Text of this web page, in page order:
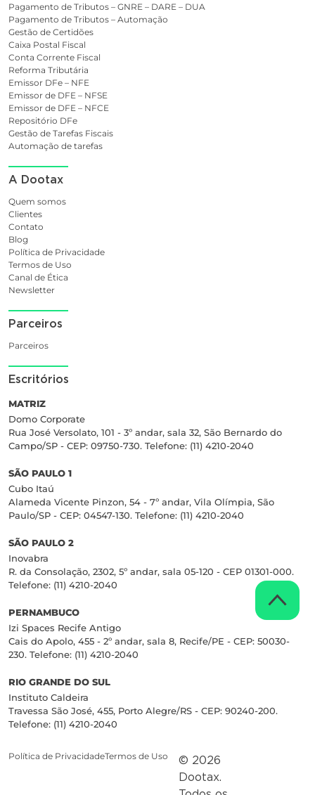
Pagamento de Tributos – GNRE – DARE – DUA
Pagamento de Tributos – Automação
Gestão de Certidões
Caixa Postal Fiscal
Conta Corrente Fiscal
Reforma Tributária
Emissor DFe – NFE
Emissor de DFE – NFSE
Emissor de DFE – NFCE
Repositório DFe
Gestão de Tarefas Fiscais
Automação de tarefas
A Dootax
Quem somos
Clientes
Contato
Blog
Política de Privacidade
Termos de Uso
Canal de Ética
Newsletter
Parceiros
Parceiros
Escritórios
MATRIZ
Domo Corporate
Rua José Versolato, 101 - 3º andar, sala 32, São Bernardo do
Campo/SP - CEP: 09750-730. Telefone: (11) 4210-2040
SÃO PAULO 1
Cubo Itaú
Alameda Vicente Pinzon, 54 - 7º andar, Vila Olímpia, São
Paulo/SP - CEP: 04547-130. Telefone: (11) 4210-2040
SÃO PAULO 2
Inovabra
R. da Consolação, 2302, 5º andar, sala 05-120 - CEP 01301-000.
Telefone: (11) 4210-2040
PERNAMBUCO
Izi Spaces Recife Antigo
Cais do Apolo, 455 - 2º andar, sala 8, Recife/PE - CEP: 50030-
230. Telefone: (11) 4210-2040
RIO GRANDE DO SUL
Instituto Caldeira
Travessa São José, 455, Porto Alegre/RS - CEP: 90240-200.
Telefone: (11) 4210-2040
Política de PrivacidadeTermos de Uso
© 2026
Dootax.